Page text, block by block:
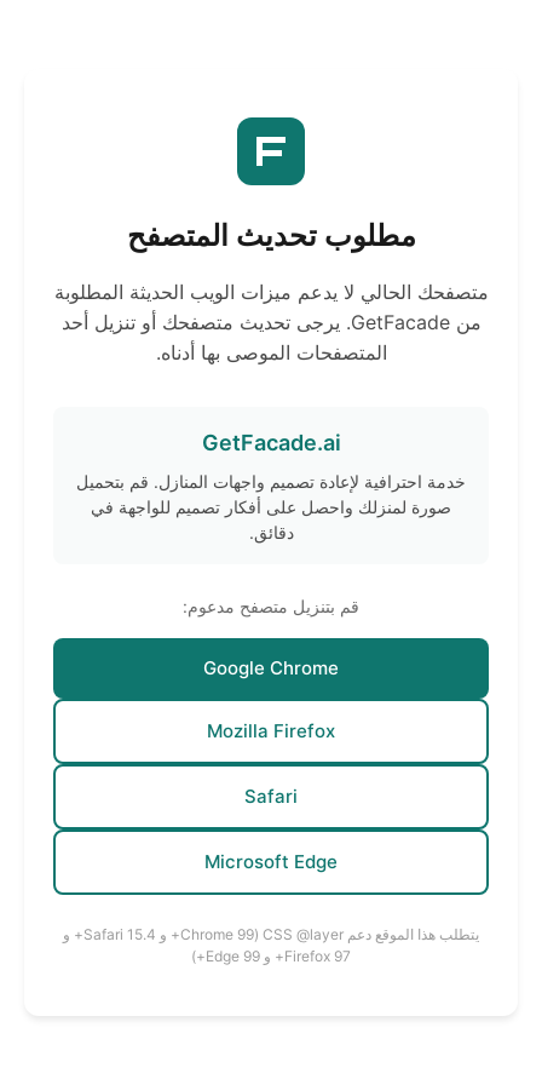
مطلوب تحديث المتصفح
متصفحك الحالي لا يدعم ميزات الويب الحديثة المطلوبة
من GetFacade. يرجى تحديث متصفحك أو تنزيل أحد
المتصفحات الموصى بها أدناه.
GetFacade.ai
خدمة احترافية لإعادة تصميم واجهات المنازل. قم بتحميل
صورة لمنزلك واحصل على أفكار تصميم للواجهة في
دقائق.
قم بتنزيل متصفح مدعوم:
Google Chrome
Mozilla Firefox
Safari
Microsoft Edge
يتطلب هذا الموقع دعم CSS @layer (Chrome 99+ و Safari 15.4+ و
Firefox 97+ و Edge 99+)